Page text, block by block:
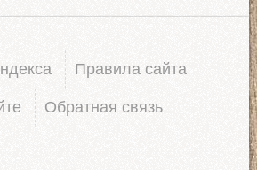
Правила сайта
Обратная связь